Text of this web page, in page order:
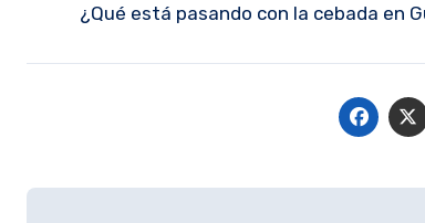
¿Qué está pasando con la cebada en